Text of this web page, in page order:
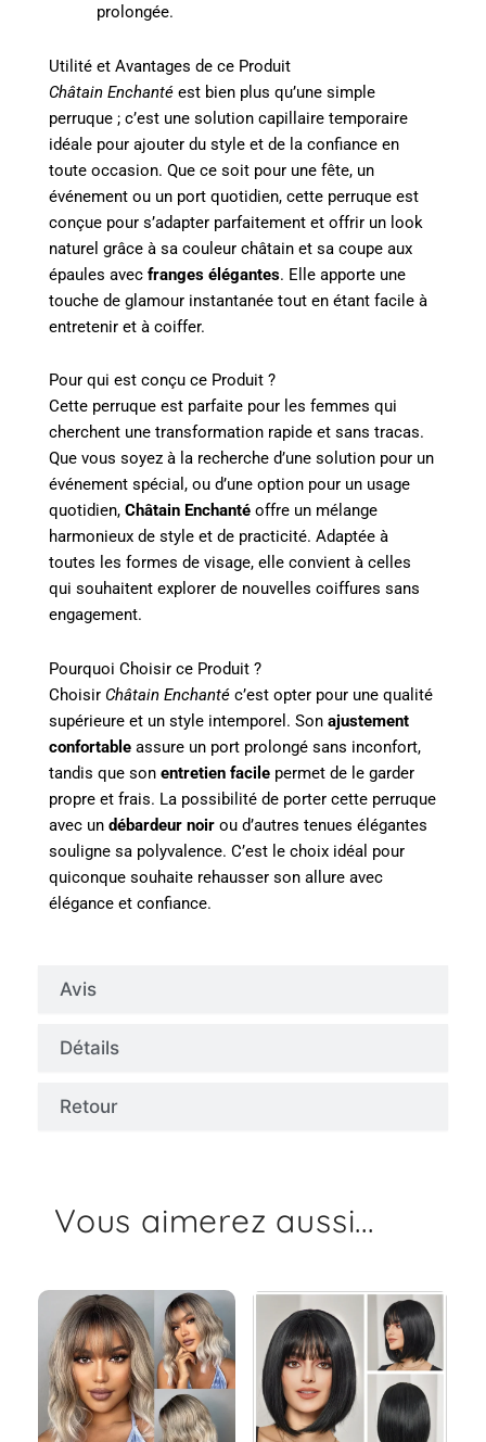
Avis
Détails
Retour
prolongée.
Utilité et Avantages de ce Produit
Châtain Enchanté est bien plus qu’une simple
perruque ; c’est une solution capillaire temporaire
idéale pour ajouter du style et de la confiance en
toute occasion. Que ce soit pour une fête, un
événement ou un port quotidien, cette perruque est
conçue pour s’adapter parfaitement et offrir un look
naturel grâce à sa couleur châtain et sa coupe aux
épaules avec franges élégantes. Elle apporte une
touche de glamour instantanée tout en étant facile à
entretenir et à coiffer.
Pour qui est conçu ce Produit ?
Cette perruque est parfaite pour les femmes qui
cherchent une transformation rapide et sans tracas.
Que vous soyez à la recherche d’une solution pour un
événement spécial, ou d’une option pour un usage
quotidien, Châtain Enchanté offre un mélange
harmonieux de style et de practicité. Adaptée à
toutes les formes de visage, elle convient à celles
qui souhaitent explorer de nouvelles coiffures sans
engagement.
Pourquoi Choisir ce Produit ?
Choisir Châtain Enchanté c’est opter pour une qualité
supérieure et un style intemporel. Son ajustement
confortable assure un port prolongé sans inconfort,
tandis que son entretien facile permet de le garder
propre et frais. La possibilité de porter cette perruque
avec un débardeur noir ou d’autres tenues élégantes
souligne sa polyvalence. C’est le choix idéal pour
quiconque souhaite rehausser son allure avec
élégance et confiance.
Vous aimerez aussi...